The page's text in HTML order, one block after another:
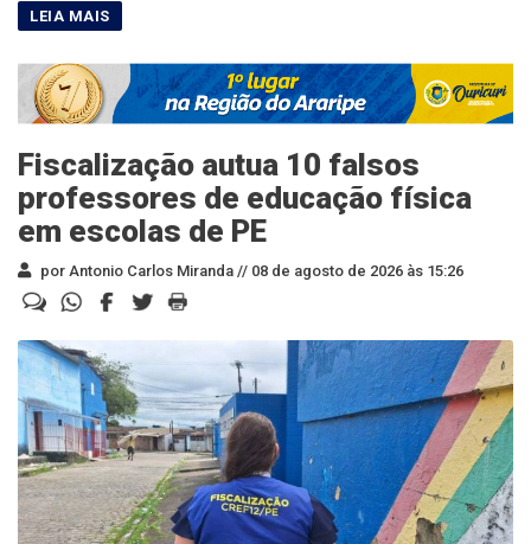
Fiscalização autua 10 falsos
professores de educação física
em escolas de PE
por Antonio Carlos Miranda // 08 de agosto de 2026 às 15:26